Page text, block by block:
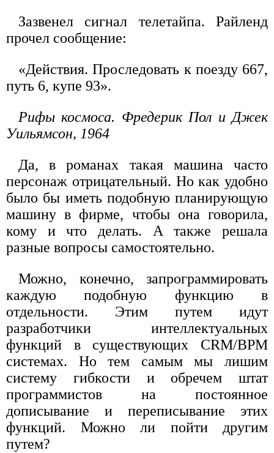
Зазвенел сигнал телетайпа. Райленд
прочел сообщение:
«Действия. Проследовать к поезду 667,
путь 6, купе 93».
Рифы космоса. Фредерик Пол и Джек
Уильямсон, 1964
Да, в романах такая машина часто
персонаж отрицательный. Но как удобно
было бы иметь подобную планирующую
машину в фирме, чтобы она говорила,
кому и что делать. А также решала
разные вопросы самостоятельно.
Можно, конечно, запрограммировать
каждую подобную функцию в
отдельности. Этим путем идут
разработчики интеллектуальных
функций в существующих CRM/BPM
системах. Но тем самым мы лишим
систему гибкости и обречем штат
программистов на постоянное
дописывание и переписывание этих
функций. Можно ли пойти другим
путем?